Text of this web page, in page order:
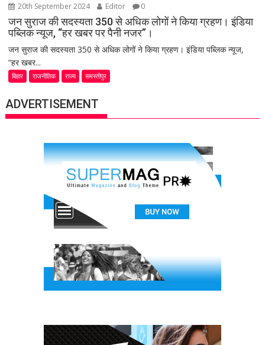
20th September 2024 Editor 0
जन सुराज की सदस्यता 350 से अधिक लोगों ने किया ग्रहण। इंडिया
पब्लिक न्यूज, “हर खबर पर पैनी नजर”।
जन सुराज की सदस्यता 350 से अधिक लोगों ने किया ग्रहण। इंडिया पब्लिक न्यूज,
“हर खबर...
बिहार राजनीतिक राज्य समस्तीपुर
ADVERTISEMENT